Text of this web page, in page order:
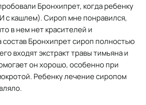
Бронхипрет, когда ребенку
с кашлем). Сироп мне понравился,
в нем нет красителей и
состав Бронхипрет сироп полностью
входят экстракт травы тимьяна и
он хорошо, особенно при
Ребенку лечение сиропом